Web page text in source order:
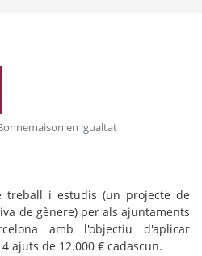
en igualtat
treball i estudis (un projecte de
de gènere) per als ajuntaments
amb l'objectiu d'aplicar
ajuts de 12.000 € cadascun.